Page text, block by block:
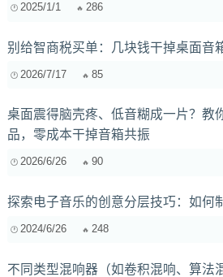
2025/1/1 286
别给智商税买单：几块钱干掉桌面音
2026/7/17 85
桌面震得脑壳疼、低音糊成一片？教
品，零成本干掉音箱共振
2026/6/26 90
探索电子音乐的创意分层技巧：如何
2024/6/26 248
不同类型混响器（如卷积混响、算法